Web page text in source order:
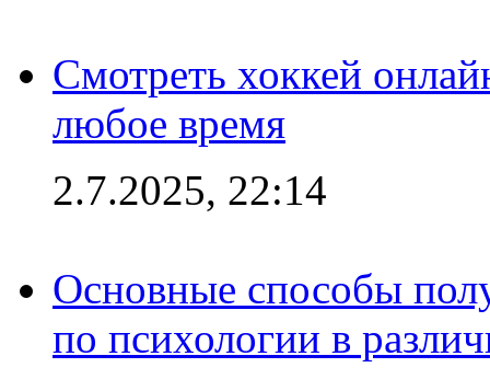
Смотреть хоккей
любое время
2.7.2025, 22:14
Основные способы
по психологии в